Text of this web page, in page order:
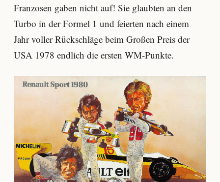
Franzosen gaben nicht auf! Sie glaubten an den
Turbo in der Formel 1 und feierten nach einem
Jahr voller Rückschläge beim Großen Preis der
USA 1978 endlich die ersten WM-Punkte.